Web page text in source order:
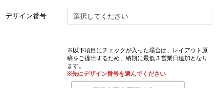
デザイン番号 選択してください
※以下項目にチェックが入った場合は、レイアウト原
稿をご提出するため、納期に最低３営業日追加となり
ます。
※先にデザイン番号を選んでください